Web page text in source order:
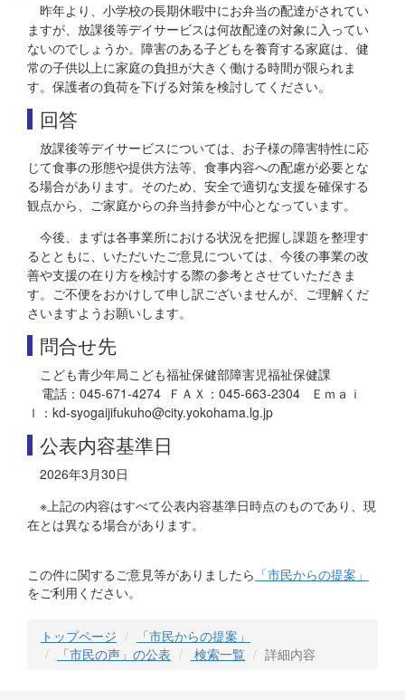
昨年より、小学校の長期休暇中にお弁当の配達がされてい
ますが、放課後等デイサービスは何故配達の対象に入ってい
ないのでしょうか。障害のある子どもを養育する家庭は、健
常の子供以上に家庭の負担が大きく働ける時間が限られま
す。保護者の負荷を下げる対策を検討してください。
回答
放課後等デイサービスについては、お子様の障害特性に応
じて食事の形態や提供方法等、食事内容への配慮が必要とな
る場合があります。そのため、安全で適切な支援を確保する
観点から、ご家庭からの弁当持参が中心となっています。
今後、まずは各事業所における状況を把握し課題を整理す
るとともに、いただいたご意見については、今後の事業の改
善や支援の在り方を検討する際の参考とさせていただきま
す。ご不便をおかけして申し訳ございませんが、ご理解くだ
さいますようお願いします。
問合せ先
こども青少年局こども福祉保健部障害児福祉保健課
電話：045-671-4274 ＦＡＸ：045-663-2304 Ｅｍａｉ
ｌ：kd-syogaijifukuho@city.yokohama.lg.jp
公表内容基準日
2026年3月30日
※上記の内容はすべて公表内容基準日時点のものであり、現
在とは異なる場合があります。
この件に関するご意見等がありましたら 「市民からの提案」
をご利用ください。
トップページ
「市民からの提案」
「市民の声」の公表
検索一覧 詳細内容